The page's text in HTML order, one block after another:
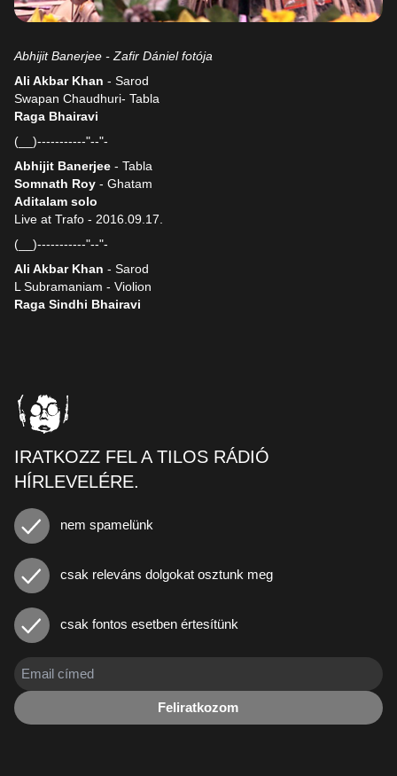
Abhijit Banerjee - Zafir Dániel fotója
Ali Akbar Khan - Sarod
Swapan Chaudhuri- Tabla
Raga Bhairavi
(__)-----------"--"-
Abhijit Banerjee - Tabla
Somnath Roy - Ghatam
Aditalam solo
Live at Trafo - 2016.09.17.
(__)-----------"--"-
Ali Akbar Khan - Sarod
L Subramaniam - Violion
Raga Sindhi Bhairavi
IRATKOZZ FEL A TILOS RÁDIÓ
HÍRLEVELÉRE.
nem spamelünk
csak releváns dolgokat osztunk meg
csak fontos esetben értesítünk
Feliratkozom